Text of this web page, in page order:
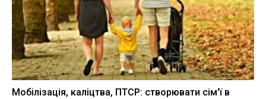
Мобілізація, каліцтва, ПТСР: створювати сім'ї в